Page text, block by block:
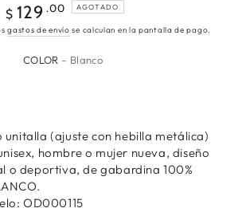
Precio
regular
$ 129 .00 AGOTADO
gastos de envío se calculan en la pantalla de pago.
COLOR – Blanco
(ajuste con hebilla metálica)
hombre o mujer nueva, diseño
o deportiva, de gabardina 100%
OD000115